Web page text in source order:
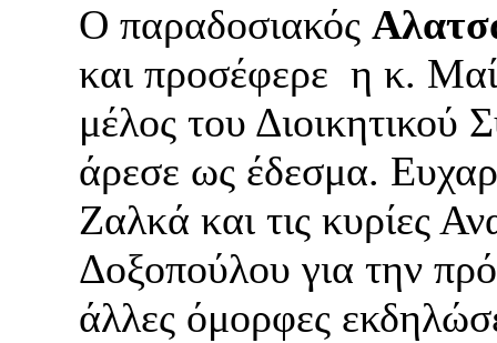
Ο παραδοσιακός
και προσέφερε η κ.
μέλος του
άρεσε ως έδεσμα.
Ζαλκά και τις κυρίες
Δοξοπούλου για την
άλλες όμορφες